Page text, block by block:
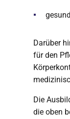
Darüber
für den
Die
die oben